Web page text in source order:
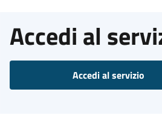
Accedi al
Accedi al servizio